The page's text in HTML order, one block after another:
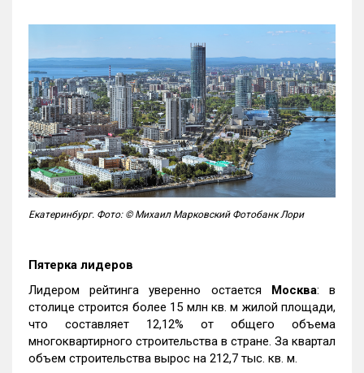
Екатеринбург. Фото: © Михаил Марковский Фотобанк Лори
Пятерка лидеров
Лидером рейтинга уверенно остается Москва: в
столице строится более 15 млн кв. м жилой площади,
что составляет 12,12% от общего объема
многоквартирного строительства в стране. За квартал
объем строительства вырос на 212,7 тыс. кв. м.